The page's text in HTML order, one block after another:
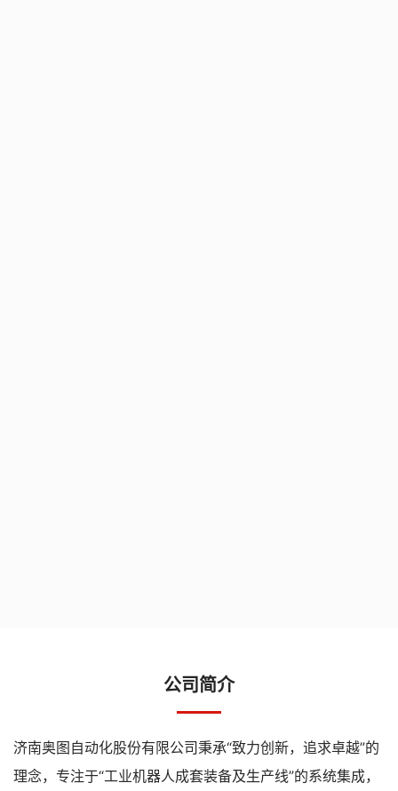
公司简介
济南奥图自动化股份有限公司秉承“致力创新，追求卓越”的
理念，专注于“工业机器人成套装备及生产线”的系统集成，